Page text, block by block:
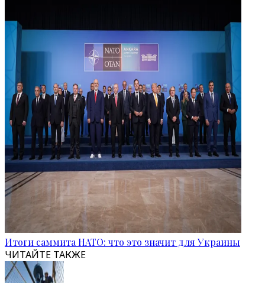
Итоги саммита НАТО: что это значит для Украины
ЧИТАЙТЕ ТАКЖЕ